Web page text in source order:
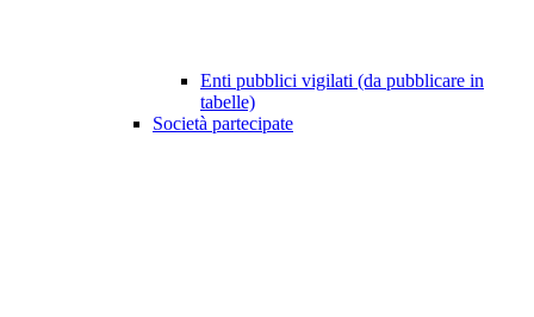
Enti pubblici vigilati (da pubblicare in
tabelle)
Società partecipate